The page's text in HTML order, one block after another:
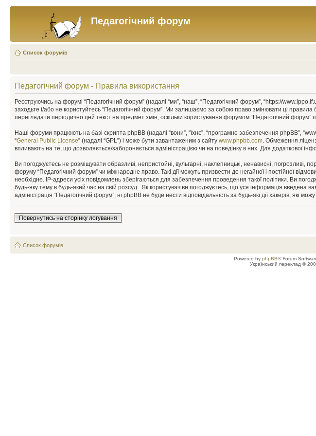
Педагогічний форум
Список форумів
Педагогічний форум - Правила використання
Реєструючись на форумі “Педагогічний форум” (надалі “ми”, “наш”, “Педагогічний форум”, “https://
заходьте і/або не користуйтесь “Педагогічний форум”. Ми залишаємо за собою право змінювати ці
переглядати періодично цей текст на предмет змін, оскільки користування форумом “Педагогічний
Наші форуми працюють на базі скрипта phpBB (надалі “вони”, “їхнє”, “програмне забезпечення phpBB”,
“General Public License” (надалі “GPL”) і може бути завантаженим з сайту www.phpbb.com. Обмеження
впливають на те, що дозволяється/забороняється адміністрацією чи на поведінку в них. Для додаткової
Ви погоджуєтесь не розміщувати образливі, непристойні, вульгарні, наклепницькі, ненависні, погрозливі,
форуму “Педагогічний форум” чи міжнародне право. Такі дії можуть призвести до негайної і постійної
необхідне. IP-адреси усіх повідомлень зберігаються для забезпечення проведення такої політики. Ви
будь-яку тему в будь-який час на свій розсуд . Як користувач ви погоджуєтесь, що уся інформація введена
адміністрація “Педагогічний форум”, ні phpBB не буде нести відповідальність за будь-які дії хакерів, які
Повернутись на сторінку логування
Список форумів
Powered by phpBB® Forum
Український переклад ©